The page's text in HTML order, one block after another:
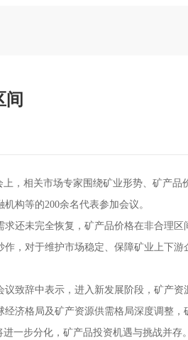
间
相关市场专家围绕矿业形势、矿产品
构等的200余名代表参加会议。
未完全恢复，矿产品价格在非合理区
，对于维护市场稳定、保障矿业上下
辞中表示，进入新发展阶段，矿产资
济格局及矿产资源供需格局深度调整
一步分化，矿产品投资机遇与挑战并存